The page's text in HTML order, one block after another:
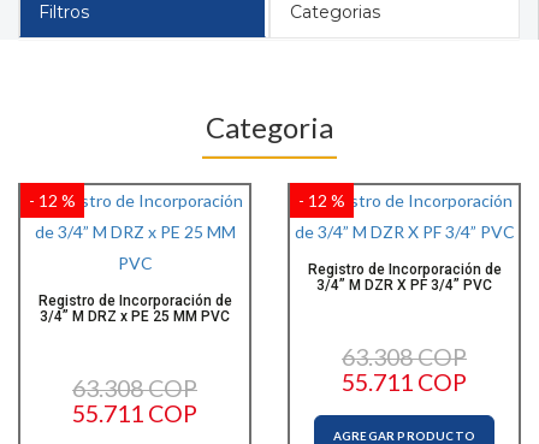
Filtros Categorias
Categoria
Registro de Incorporación de
3/4” M DRZ x PE 25 MM PVC
- 12 %
63.308 COP
55.711 COP
Registro de Incorporación de
3/4” M DZR X PF 3/4” PVC
- 12 %
63.308 COP
55.711 COP
AGREGAR PRODUCTO